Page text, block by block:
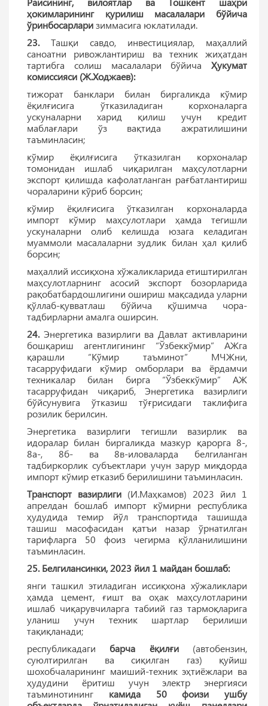
ҳокимларининг қурилиш масалалари бўйича
ўринбосарларизиммасига юклатилади.
23.Ташқи савдо, инвестициялар, маҳаллий
саноатни ривожлантириш ва техник жиҳатдан
тартибга солиш масалалари бўйича Ҳукумат
комиссияси (Ж.Ходжаев):
тижорат банклари билан биргаликда кўмир
ёқилғисига ўтказиладиган корхоналарга
ускуналарни харид қилиш учун кредит
маблағлари ўз вақтида ажратилишини
таъминласин;
кўмир ёқилғисига ўтказилган корхоналар
томонидан ишлаб чиқарилган маҳсулотларни
экспорт қилишда кафолатланган рағбатлантириш
чораларини кўриб борсин;
кўмир ёқилғисига ўтказилган корхоналарда
импорт кўмир маҳсулотлари ҳамда тегишли
ускуналарни олиб келишда юзага келадиган
муаммоли масалаларни зудлик билан ҳал қилиб
борсин;
маҳаллий иссиқхона хўжаликларида етиштирилган
маҳсулотларнинг асосий экспорт бозорларида
рақобатбардошлигини ошириш мақсадида уларни
қўллаб-қувватлаш бўйича қўшимча чора-
тадбирларни амалга оширсин.
24.Энергетика вазирлиги ва Давлат активларини
бошқариш агентлигининг “Ўзбеккўмир” АЖга
қарашли “Кўмир таъминот” МЧЖни,
тасарруфидаги кўмир омборлари ва ёрдамчи
техникалар билан бирга “Ўзбеккўмир” АЖ
тасарруфидан чиқариб, Энергетика вазирлиги
бўйсунувига ўтказиш тўғрисидаги таклифига
розилик берилсин.
Энергетика вазирлиги тегишли вазирлик ва
идоралар билан биргаликда мазкур қарорга 8-,
8а-, 8б- ва 8в-иловаларда белгиланган
тадбиркорлик субъектлари учун зарур миқдорда
импорт кўмир етказиб берилишини таъминласин.
Транспорт вазирлиги (И.Маҳкамов) 2023 йил 1
апрелдан бошлаб импорт кўмирни республика
ҳудудида темир йўл транспортида ташишда
ташиш масофасидан қатъи назар ўрнатилган
тарифларга 50 фоиз чегирма қўлланилишини
таъминласин.
25. Белгилансинки, 2023 йил 1 майдан бошлаб:
янги ташкил этиладиган иссиқхона хўжаликлари
ҳамда цемент, ғишт ва оҳак маҳсулотларини
ишлаб чиқарувчиларга табиий газ тармоқларига
уланиш учун техник шартлар берилиши
тақиқланади;
республикадаги барча ёқилғи(автобензин,
суюлтирилган ва сиқилган газ) қуйиш
шохобчаларининг маиший-техник эҳтиёжлари ва
ҳудудини ёритиш учун электр энергияси
таъминотининг камида 50 фоизи ушбу